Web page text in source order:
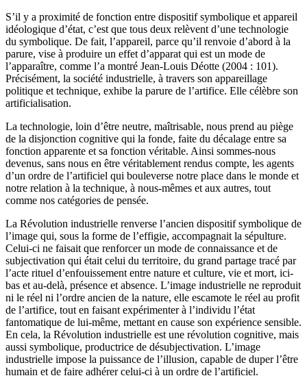
S’il y a proximité de fonction entre dispositif symbolique et appareil
idéologique d’état, c’est que tous deux relèvent d’une technologie
du symbolique. De fait, l’appareil, parce qu’il renvoie d’abord à la
parure, vise à produire un effet d’apparat qui est un mode de
l’apparaître, comme l’a montré Jean-Louis Déotte (2004 : 101).
Précisément, la société industrielle, à travers son appareillage
politique et technique, exhibe la parure de l’artifice. Elle célèbre son
artificialisation.
La technologie, loin d’être neutre, maîtrisable, nous prend au piège
de la disjonction cognitive qui la fonde, faite du décalage entre sa
fonction apparente et sa fonction véritable. Ainsi sommes-nous
devenus, sans nous en être véritablement rendus compte, les agents
d’un ordre de l’artificiel qui bouleverse notre place dans le monde et
notre relation à la technique, à nous-mêmes et aux autres, tout
comme nos catégories de pensée.
La Révolution industrielle renverse l’ancien dispositif symbolique de
l’image qui, sous la forme de l’effigie, accompagnait la sépulture.
Celui-ci ne faisait que renforcer un mode de connaissance et de
subjectivation qui était celui du territoire, du grand partage tracé par
l’acte rituel d’enfouissement entre nature et culture, vie et mort, ici-
bas et au-delà, présence et absence. L’image industrielle ne reproduit
ni le réel ni l’ordre ancien de la nature, elle escamote le réel au profit
de l’artifice, tout en faisant expérimenter à l’individu l’état
fantomatique de lui-même, mettant en cause son expérience sensible.
En cela, la Révolution industrielle est une révolution cognitive, mais
aussi symbolique, productrice de désubjectivation. L’image
industrielle impose la puissance de l’illusion, capable de duper l’être
humain et de faire adhérer celui-ci à un ordre de l’artificiel.